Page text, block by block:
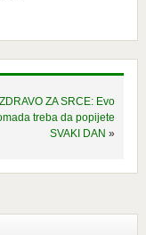
ZA SRCE: Evo
treba da popijete
SVAKI DAN »